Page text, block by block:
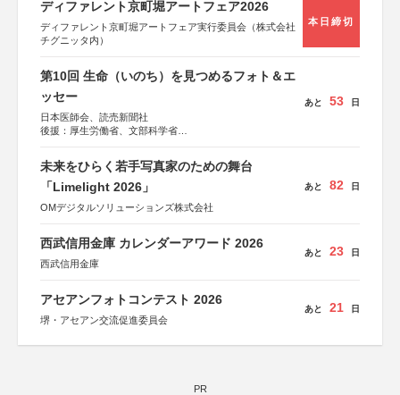
ディファレント京町堀アートフェア2026
ディファレント京町堀アートフェア実行委員会（株式会社
チグニッタ内）
本日締切
第10回 生命（いのち）を見つめるフォト＆エ
ッセー
日本医師会、読売新聞社
後援：厚生労働省、文部科学省
しん生命保険株式会社
あと 53 日
未来をひらく若手写真家のための舞台
「Limelight 2026」
OMデジタルソリューションズ株式会社
あと 82 日
西武信用金庫 カレンダーアワード 2026
西武信用金庫
あと 23 日
アセアンフォトコンテスト 2026
堺・アセアン交流促進委員会
あと 21 日
PR